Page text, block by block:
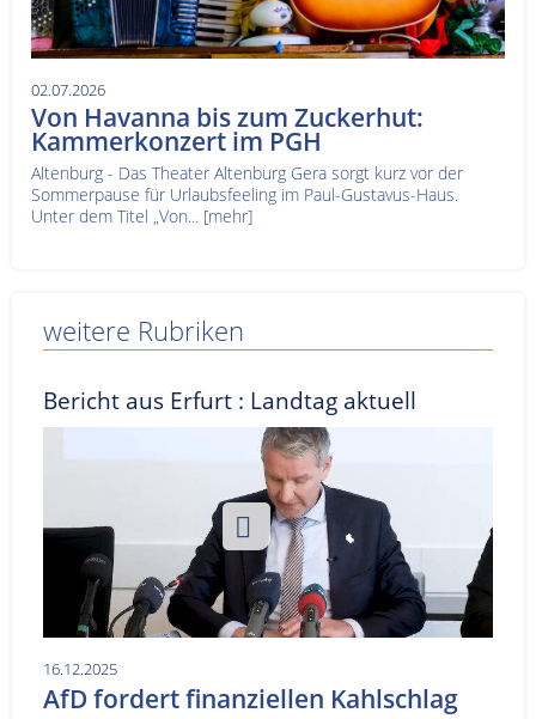
02.07.2026
Von Havanna bis zum Zuckerhut:
Kammerkonzert im PGH
Altenburg - Das Theater Altenburg Gera sorgt kurz vor der
Sommerpause für Urlaubsfeeling im Paul-Gustavus-Haus.
Unter dem Titel „Von... [mehr]
weitere Rubriken
Bericht aus Erfurt : Landtag aktuell
16.12.2025
AfD fordert finanziellen Kahlschlag